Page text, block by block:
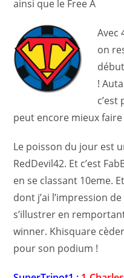
ainsi que le Free A
Avec
on
!
peut encore mieux faire
Le poisson du jour est
RedDevil42. Et c’est
en se classant 10eme.
dont j’ai l’impression
s’illustrer en
winner. Khisquare
pour son podium !